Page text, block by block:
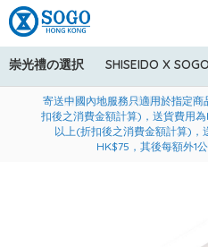
崇光禮の選択 SHISEIDO X
美國運通Explorer®信用卡會員
購買一般貨品(冷凍食品除外)
寄送中國內地服務只適用於指定
扣後之消費金額計算)，送貨費用
以上(折扣後之消費金額計算)，
HK$75，其後每額外1